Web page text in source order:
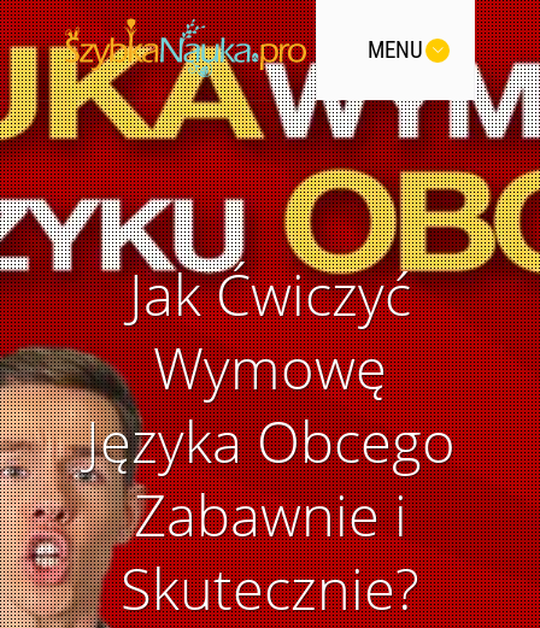
MENU
Jak Ćwiczyć
Wymowę
Języka Obcego
Zabawnie i
Skutecznie?